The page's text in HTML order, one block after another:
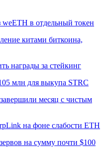
weETH в отдельный токен
китами биткоина,
награды за стейкинг
млн для выкупа STRC
месяц с чистым
на фоне слабости ETH
на сумму почти $100